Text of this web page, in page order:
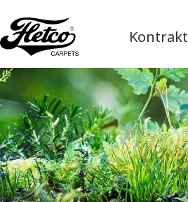
Kontrakt